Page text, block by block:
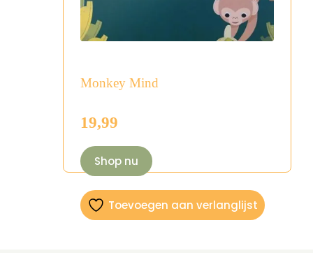
Monkey Mind
19,99
Shop nu
Toevoegen aan verlanglijst